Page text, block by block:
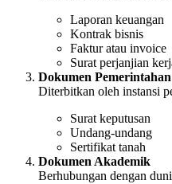
Laporan keuangan
Kontrak bisnis
Faktur atau invoice
Surat perjanjian
Dokumen Pemerintahan
Diterbitkan oleh instansi
Surat keputusan
Undang-undang
Sertifikat tanah
Dokumen Akademik
Berhubungan dengan